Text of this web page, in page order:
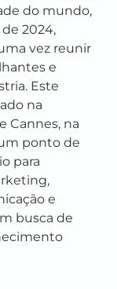
do mundo,
2024,
vez reunir
e
Este
na
Cannes, na
ponto de
para
e
busca de